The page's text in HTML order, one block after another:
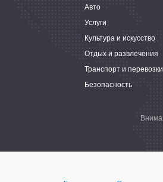
Авто
Услуги
Культура и искусство
Отдых и развлечения
Транспорт и перевозки
Безопасность